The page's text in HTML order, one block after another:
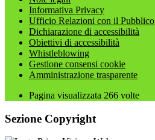
Informativa Privacy
Ufficio Relazioni con il Pubblico
Dichiarazione di accessibilità
Obiettivi di accessibilità
Whistleblowing
Gestione consensi cookie
Amministrazione trasparente
Pagina visualizzata 266 volte
Sezione Copyright